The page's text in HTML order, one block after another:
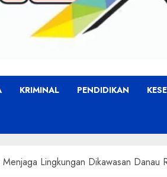
KRIMINAL PENDIDIKAN
Lingkungan Dikawasan Danau